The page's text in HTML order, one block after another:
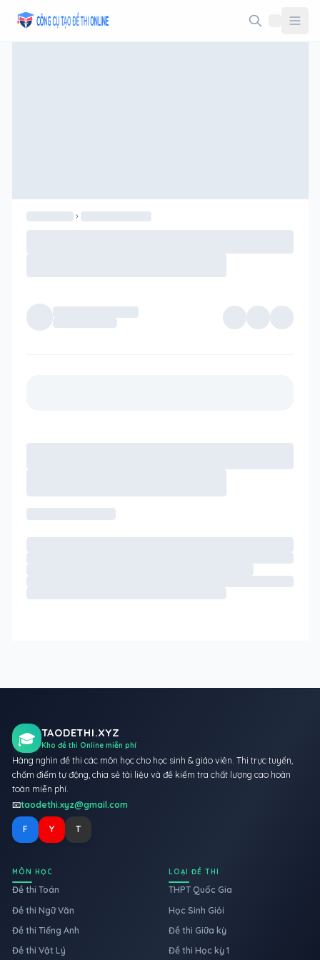
🎓 TAODETHI.XYZ
Kho đề thi Online miễn phí
Hàng nghìn đề thi các môn học cho học sinh & giáo viên. Thi trực tuyến,
chấm điểm tự động, chia sẻ tài liệu và đề kiểm tra chất lượng cao hoàn
toàn miễn phí.
📧taodethi.xyz@gmail.com
F Y T
MÔN HỌC
Đề thi Toán
Đề thi Ngữ Văn
Đề thi Tiếng Anh
Đề thi Vật Lý
LOẠI ĐỀ THI
THPT Quốc Gia
Học Sinh Giỏi
Đề thi Giữa kỳ
Đề thi Học kỳ 1